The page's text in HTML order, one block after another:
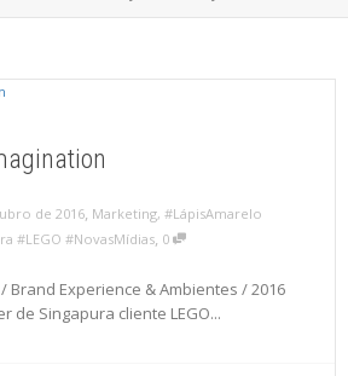
de 2016 Marketing, #LápisAmarelo
#LEGO #NovasMídias 0
Brand Experience & Ambientes / 2016
de Singapura cliente LEGO...